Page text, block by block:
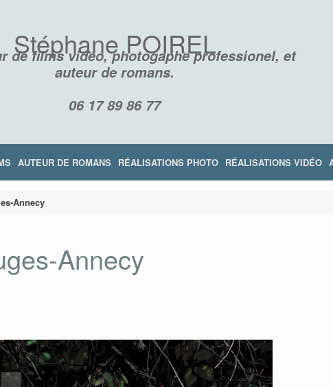
Stéphane POIREL
de films vidéo, photogaphe professionel, et
auteur de romans.
06 17 89 86 77
AUTEUR DE ROMANS RÉALISATIONS PHOTO RÉALISATIONS VIDÉO
Annecy
Annecy